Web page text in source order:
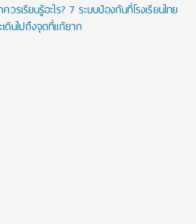
ควรเรียนรู้อะไร? 7 ระบบป้องกันที่โรงเรียนไทย
นไปถึงจุดที่แก้ยาก